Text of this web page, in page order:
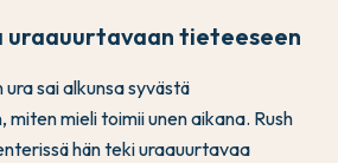
uraauurtavaan tieteeseen
sai alkunsa syvästä
miten mieli toimii unen aikana. Rush
hän teki uraauurtavaa